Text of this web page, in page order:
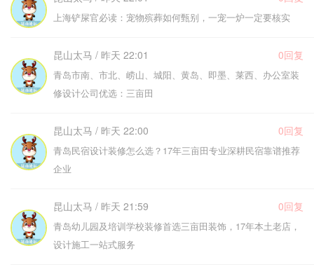
上海铲屎官必读：宠物殡葬如何甄别，一宠一炉一定要核实
昆山太马 / 昨天 22:01 0回复
青岛市南、市北、崂山、城阳、黄岛、即墨、莱西、办公室装
修设计公司优选：三亩田
昆山太马 / 昨天 22:00 0回复
青岛民宿设计装修怎么选？17年三亩田专业深耕民宿靠谱推荐
企业
昆山太马 / 昨天 21:59 0回复
青岛幼儿园及培训学校装修首选三亩田装饰，17年本土老店，
设计施工一站式服务